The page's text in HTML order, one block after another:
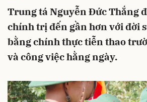
Trung tá Nguyễn Đức Thắng
chính trị đến gần hơn với đời
bằng chính thực tiễn thao
và công việc hằng ngày.